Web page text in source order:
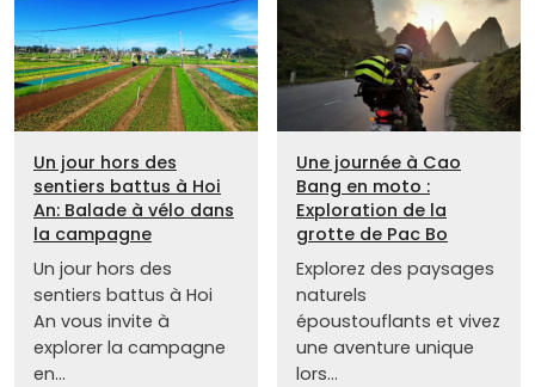
Un jour hors des
sentiers battus à Hoi
An: Balade à vélo dans
la campagne
Un jour hors des
sentiers battus à Hoi
An vous invite à
explorer la campagne
en...
Une journée à Cao
Bang en moto :
Exploration de la
grotte de Pac Bo
Explorez des paysages
naturels
époustouflants et vivez
une aventure unique
lors...